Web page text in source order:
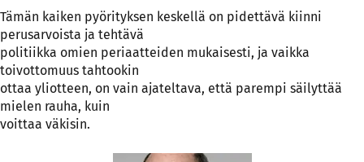
Tämän kaiken pyörityksen keskellä on pidettävä kiinni
perusarvoista ja tehtävä
politiikka omien periaatteiden mukaisesti, ja vaikka
toivottomuus tahtookin
ottaa yliotteen, on vain ajateltava, että parempi säilyttää
mielen rauha, kuin
voittaa väkisin.